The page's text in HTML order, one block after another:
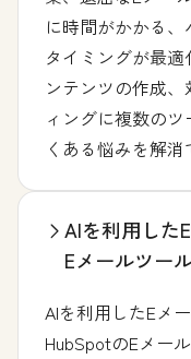
に時間がかかる
タイミングが最
ンテンツの作成
ィングに複数の
くある悩みを解消
AIを利用した
Eメールツー
AIを利用したEメ
HubSpotのEメー